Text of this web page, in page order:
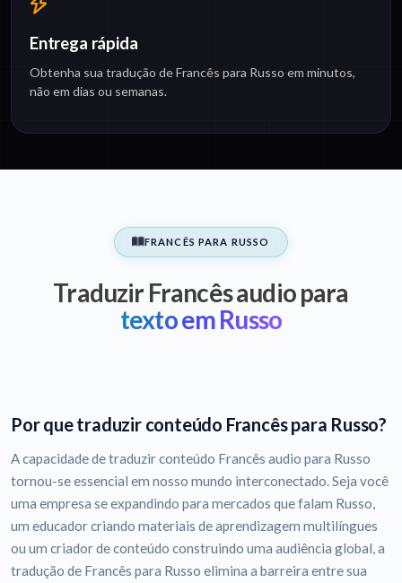
Entrega rápida
Obtenha sua tradução de Francês para Russo em minutos,
não em dias ou semanas.
FRANCÊS PARA RUSSO
Traduzir Francês audio para
texto em Russo
Por que traduzir conteúdo Francês para Russo?
A capacidade de traduzir conteúdo Francês audio para Russo
tornou-se essencial em nosso mundo interconectado. Seja você
uma empresa se expandindo para mercados que falam Russo,
um educador criando materiais de aprendizagem multilíngues
ou um criador de conteúdo construindo uma audiência global, a
tradução de Francês para Russo elimina a barreira entre sua